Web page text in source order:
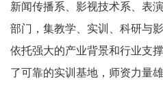
新闻传播系、影视技术系、表
部门，集教学、实训、科研与
依托强大的产业背景和行业支
了可靠的实训基地，师资力量